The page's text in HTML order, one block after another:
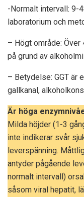
-Normalt intervall: 9-
laboratorium och
– Högt område:
på grund av
– Betydelse: GGT är
gallkanal,
Är höga
Milda höjder (1-3
inte indikerar svår
leverspänning.
antyder pågående
normalt intervall)
såsom viral hepatit,